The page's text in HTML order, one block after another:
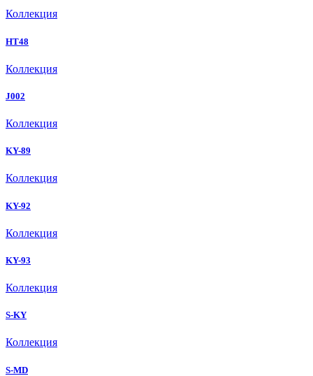
Коллекция
HT48
Коллекция
J002
Коллекция
KY-89
Коллекция
KY-92
Коллекция
KY-93
Коллекция
S-KY
Коллекция
S-MD